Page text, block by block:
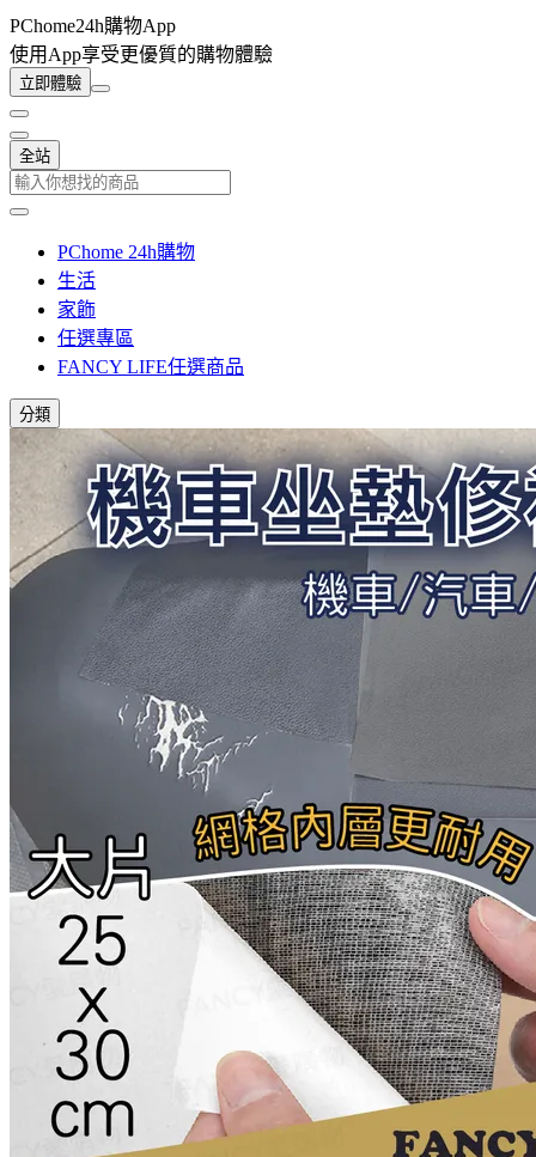
PChome24h購物App
使用App享受更優質的購物體驗
立即體驗
全站
PChome 24h購物
生活
家飾
任選專區
FANCY LIFE任選商品
分類